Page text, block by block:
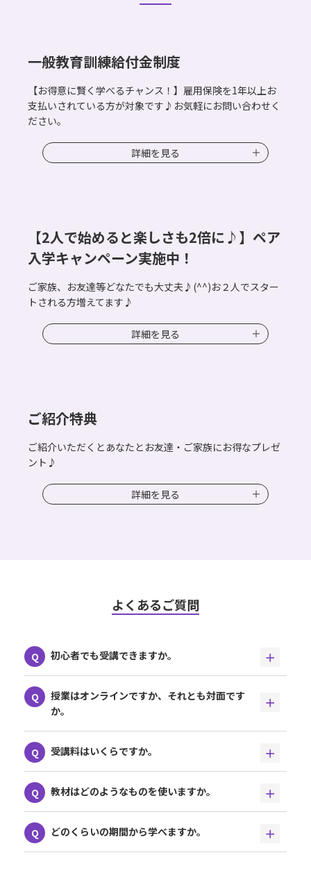
一般教育訓練給付金制度
【お得意に賢く学べるチャンス！】雇用保険を1年以上お
支払いされている方が対象です♪お気軽にお問い合わせく
ださい。
詳細を見る
【2人で始めると楽しさも2倍に♪】ペア
入学キャンペーン実施中！
ご家族、お友達等どなたでも大丈夫♪(^^)お２人でスター
トされる方増えてます♪
詳細を見る
ご紹介特典
ご紹介いただくとあなたとお友達・ご家族にお得なプレゼ
ント♪
詳細を見る
よくあるご質問
初心者でも受講できますか。
授業はオンラインですか、それとも対面です
か。
受講料はいくらですか。
教材はどのようなものを使いますか。
どのくらいの期間から学べますか。